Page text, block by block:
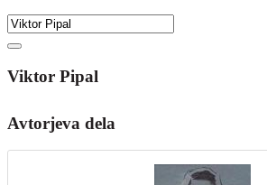
Viktor Pipal
Avtorjeva dela